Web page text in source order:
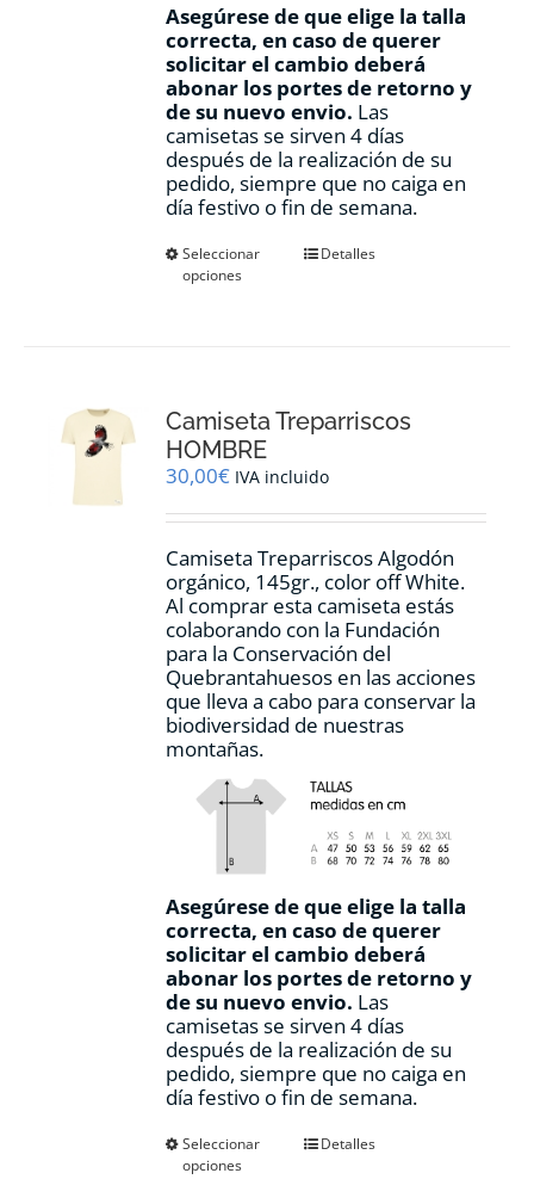
Asegúrese de que elige la talla
correcta, en caso de querer
solicitar el cambio deberá
abonar los portes de retorno y
de su nuevo envio. Las
camisetas se sirven 4 días
después de la realización de su
pedido, siempre que no caiga en
día festivo o fin de semana.
Seleccionar
opciones
Este
se
elegir
la
de
producto
Detalles
Camiseta Treparriscos
HOMBRE
30,00€ IVA incluido
Camiseta Treparriscos Algodón
orgánico, 145gr., color off White.
Al comprar esta camiseta estás
colaborando con la Fundación
para la Conservación del
Quebrantahuesos en las acciones
que lleva a cabo para conservar la
biodiversidad de nuestras
montañas.
Asegúrese de que elige la talla
correcta, en caso de querer
solicitar el cambio deberá
abonar los portes de retorno y
de su nuevo envio. Las
camisetas se sirven 4 días
después de la realización de su
pedido, siempre que no caiga en
día festivo o fin de semana.
Seleccionar
opciones
EsteDetalles